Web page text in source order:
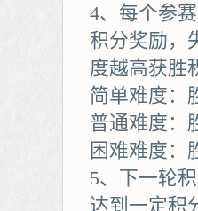
4、每个参
积分奖励，
度越高获胜
简单难度：
普通难度：
困难难度：
5、下一轮
达到一定积